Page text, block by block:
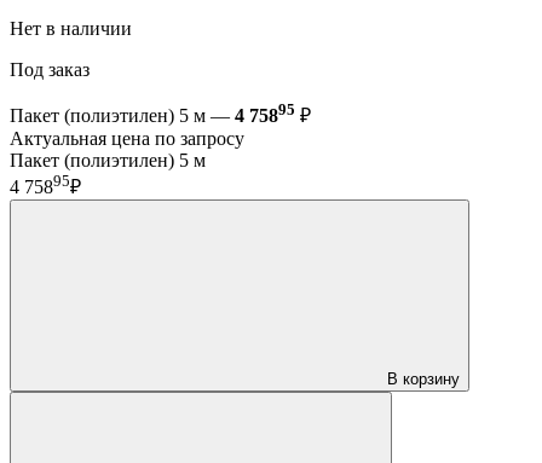
Нет в наличии
Под заказ
Пакет (полиэтилен) 5 м — 4 75895 ₽
Актуальная цена по запросу
Пакет (полиэтилен) 5 м
4 75895₽
В корзину